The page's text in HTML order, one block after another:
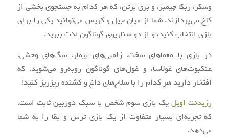
وسکر، ربکا چیمبر، و بری برتن، که هر کدام به جستجوی بخشی از
کاخ می‌پردازند. شما از میان جیل و کریس می‌توانید یکی را برای
بازی انتخاب کنید، و از دو سناریوی گوناگون لذت ببرید.
در بازی با معماهای سخت، زامبی‌های بیمار، سگ‌های وحشی،
عنکبوت‌های غولاسا، و غول‌های گوناگون روبه‌رو می‌شوید، که
افتخار دارید هر کدام را با سلاح‌های داغ و کشنده ریزریز کنید!
رزیدنت اویلیک بازی سوم شخص با سبک دوربین ثابت است،
که تجربه‌ای بسیار متفاوت از یک بازی ترس و بقا را به شما
می‌دهد.